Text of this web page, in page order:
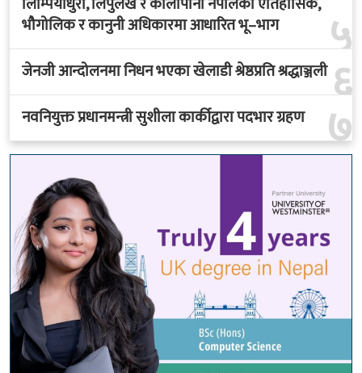
५
भौगोलिक र कानुनी अधिकारमा आधारित भू–भाग
६
जेनजी आन्दोलनमा निधन भएका खेलाडी श्रेष्ठप्रति श्रद्धाञ्जली
७
नवनियुक्त प्रधानमन्त्री सुशीला कार्कीद्वारा पदभार ग्रहण